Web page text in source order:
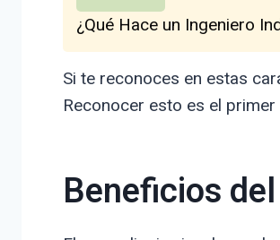
¿Qué Hace un Ingeniero
Si te reconoces en estas
Reconocer esto es el
Beneficios